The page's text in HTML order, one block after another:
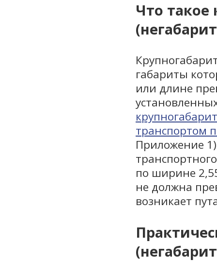
Что такое
габариты
или длине
транспортом
Приложение
по ширине
не должна
возникает